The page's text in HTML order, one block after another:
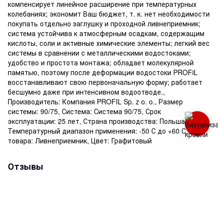
компенсирует линейное расширение при температурных
колебаниях; экономит Ваш бюджет, т. к. нет необходимости
покупать отдельно заглушку и проходной ливнеприемник;
система устойчива к атмосферным осадкам, содержащим
кислоты, соли и активные химические элементы; легкий вес
системы в сравнении с металлическими водостоками;
удобство и простота монтажа; обладает молекулярной
памятью, поэтому после деформации водостоки PROFiL
восстанавливают свою первоначальную форму; работает
бесшумно даже при интенсивном водоотводе.,
Производитель: Компания PROFIL Sp. z o. o., Размер
системы: 90/75, Система: Система 90/75, Срок
эксплуатации: 25 лет, Страна производства: Польша,
Температурный диапазон применения: -50 С до +60 С, Тип
товара: Ливнеприемник, Цвет: Графитовый
Отзывы